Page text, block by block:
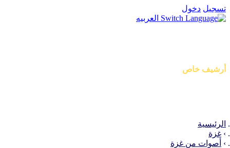
تسجيل دخول
العربيه
أرشيف خاص
الرئيسية
غزة
أصوات من غزة